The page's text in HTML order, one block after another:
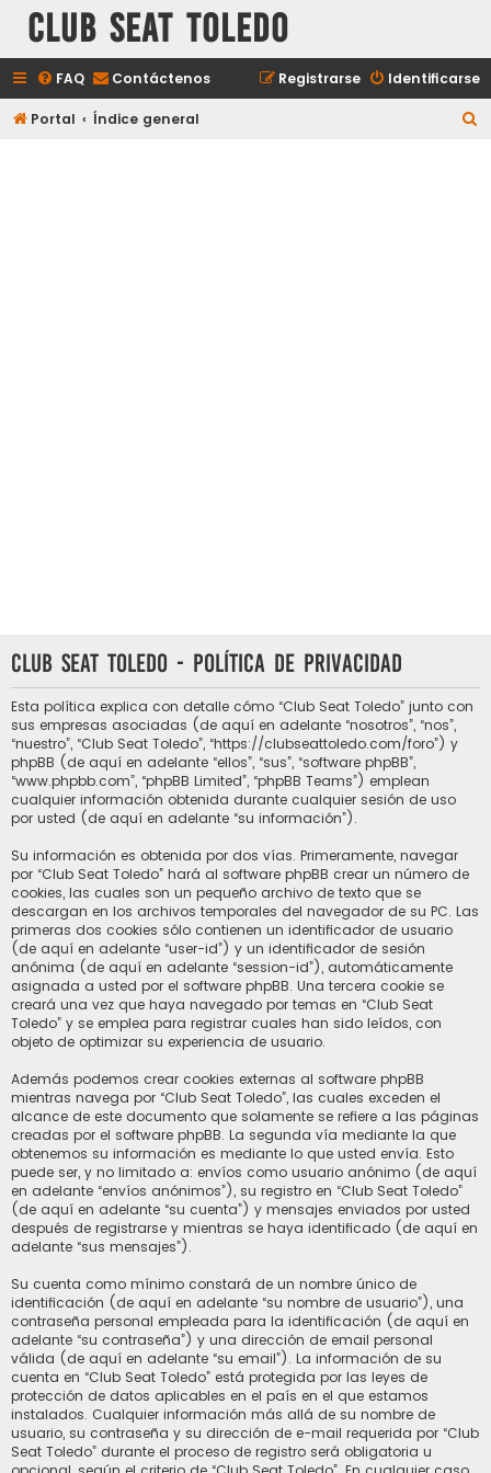
Club Seat Toledo
FAQ Contáctenos Identificarse
Registrarse
Portal Índice general
Club Seat Toledo - Política de privacidad
Esta política explica con detalle cómo “Club Seat Toledo” junto con
sus empresas asociadas (de aquí en adelante “nosotros”, “nos”,
“nuestro”, “Club Seat Toledo”, “https://clubseattoledo.com/foro”) y
phpBB (de aquí en adelante “ellos”, “sus”, “software phpBB”,
“www.phpbb.com”, “phpBB Limited”, “phpBB Teams”) emplean
cualquier información obtenida durante cualquier sesión de uso
por usted (de aquí en adelante “su información”).
Su información es obtenida por dos vías. Primeramente, navegar
por “Club Seat Toledo” hará al software phpBB crear un número de
cookies, las cuales son un pequeño archivo de texto que se
descargan en los archivos temporales del navegador de su PC. Las
primeras dos cookies sólo contienen un identificador de usuario
(de aquí en adelante “user-id”) y un identificador de sesión
anónima (de aquí en adelante “session-id”), automáticamente
asignada a usted por el software phpBB. Una tercera cookie se
creará una vez que haya navegado por temas en “Club Seat
Toledo” y se emplea para registrar cuales han sido leídos, con
objeto de optimizar su experiencia de usuario.
Además podemos crear cookies externas al software phpBB
mientras navega por “Club Seat Toledo”, las cuales exceden el
alcance de este documento que solamente se refiere a las páginas
creadas por el software phpBB. La segunda vía mediante la que
obtenemos su información es mediante lo que usted envía. Esto
puede ser, y no limitado a: envíos como usuario anónimo (de aquí
en adelante “envíos anónimos”), su registro en “Club Seat Toledo”
(de aquí en adelante “su cuenta”) y mensajes enviados por usted
después de registrarse y mientras se haya identificado (de aquí en
adelante “sus mensajes”).
Su cuenta como mínimo constará de un nombre único de
identificación (de aquí en adelante “su nombre de usuario”), una
contraseña personal empleada para la identificación (de aquí en
adelante “su contraseña”) y una dirección de email personal
válida (de aquí en adelante “su email”). La información de su
cuenta en “Club Seat Toledo” está protegida por las leyes de
protección de datos aplicables en el país en el que estamos
instalados. Cualquier información más allá de su nombre de
usuario, su contraseña y su dirección de e-mail requerida por “Club
Seat Toledo” durante el proceso de registro será obligatoria u